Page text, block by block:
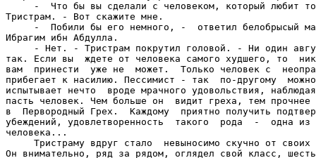
-  Что бы вы сделали с человеком, который любит
Тристрам. - Вот скажите мне.
-  Побили бы его немного, -  ответил белобрысый
Ибрагим ибн Абдулла.
- Нет. - Тристрам покрутил головой. - Ни один
так. Если вы  ждете от человека самого худшего, то
вам  принести  уже не  может.  Только человек с
прибегает к насилию. Пессимист - так  по-другому
испытывает нечто  вроде мрачного удовольствия,
пасть человек. Чем больше он  видит греха, тем прочнее
в  Первородный Грех.  Каждому  приятно получить
убеждений, удовлетворенность  такого  рода  -  одна
человека...
Тристраму вдруг стало  невыносимо скучно от своих
Он внимательно, ряд за рядом, оглядел свой класс,